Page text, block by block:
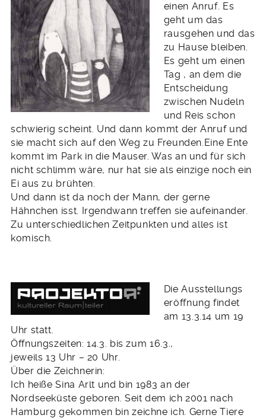
einen Anruf. Es
geht um das
rausgehen und das
zu Hause bleiben.
Es geht um einen
Tag , an dem die
Entscheidung
zwischen Nudeln
und Reis schon
schwierig scheint. Und dann kommt der Anruf und
sie macht sich auf den Weg zu Freunden.Eine Ente
kommt im Park in die Mauser. Was an und für sich
nicht schlimm wäre, nur hat sie als einzige noch ein
Ei aus zu brühten.
Und dann ist da noch der Mann, der gerne
Hähnchen isst.
Irgendwann treffen sie aufeinander.
Zu unterschiedlichen Zeitpunkten und alles ist
komisch.
Die Ausstellungs
eröffnung findet
am 13.3.14 um 19
Uhr statt.
Öffnungszeiten: 14.3. bis zum 16.3.,
jeweils 13 Uhr – 20 Uhr.
Über die Zeichnerin:
Ich heiße Sina Arlt und bin 1983 an der
Nordseeküste geboren. Seit dem ich 2001 nach
Hamburg gekommen bin zeichne ich. Gerne Tiere